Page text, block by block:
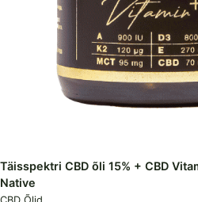
Täisspektri CBD õli 15% + CBD
Native